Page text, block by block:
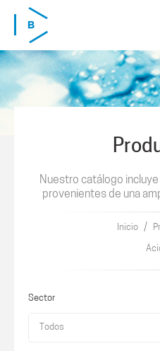
Pasar al contenido principal
Nuestro catálogo
provenientes de una
Inicio /
Sector
Todos